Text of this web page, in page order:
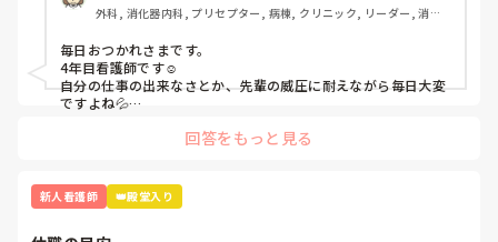
外科, 消化器内科, プリセプター, 病棟, クリニック, リーダー, 消化
毎日おつかれさまです。
4年目看護師です☺️
自分の仕事の出来なさとか、先輩の威圧に耐えながら毎日大変
ですよね💦
期にテキパキ動くのはやっぱり難しいのではないかなーと思い
私もたくさんいろんなことを言われてきました😂
私も言われた時に「すみません💦」と言いながらも心の中では
回答をもっと見る
新人看護師 👑殿堂入り